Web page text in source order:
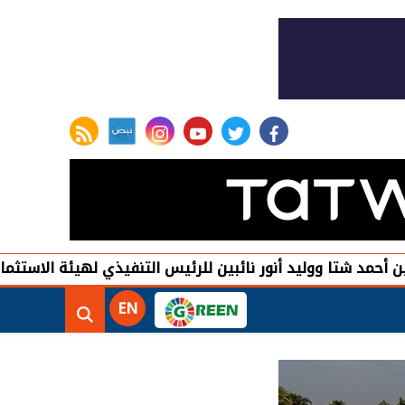
facebook
twitter
youtube
instagram
rss feed
ووليد أنور نائبين للرئيس التنفيذي لهيئة الاستثمار
EN